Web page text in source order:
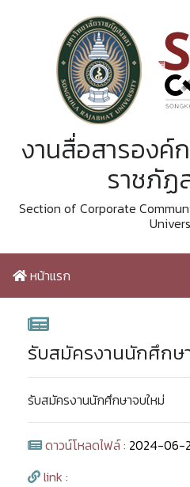
งานสื่อสารองค์
ราชภัฏ
Section of Corporate
หน้าแรก
รับสมัครงานนักศึกษ
รับสมัครงานนักศึกษาจบใหม่
ดาวน์โหลดไฟล์ : 2024-06-
link :